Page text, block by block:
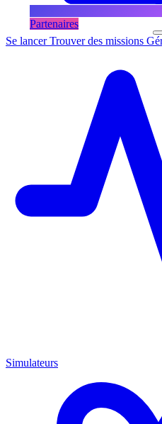
Partenaires
Se lancerTrouver des missions
Simulateurs